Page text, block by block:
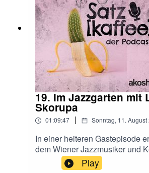
19. Im Jazzgarten mit
Skorupa
01:09:47 | Sonntag, 11. August
In einer heiteren Gastepisode
dem Wiener Jazzmusiker und
Leonhard Skorupa die Welt der
Coltrane bis Minimal spielt
Play